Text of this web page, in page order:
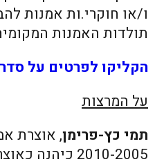
ו/או חוקרי.ות אמנות
תולדות האמנות
הקליקו לפרטים על
על המרצות
תמי כץ-פרימן, אוצרת
2010-2005